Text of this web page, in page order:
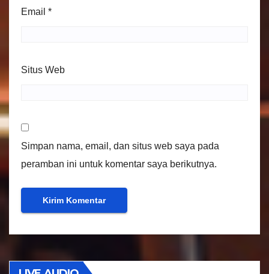
Email *
Situs Web
Simpan nama, email, dan situs web saya pada
peramban ini untuk komentar saya berikutnya.